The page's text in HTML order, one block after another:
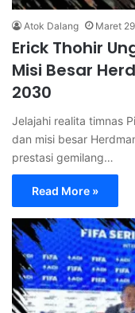
Atok Dalang Maret
Erick Thohir
Misi Besar
2030
Jelajahi realita timnas
dan misi besar
prestasi gemilang…
Read More »